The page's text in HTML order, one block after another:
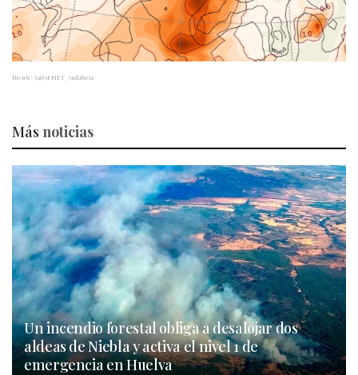
Fuente: X,@AEMET_Andalucia
Más noticias
Un incendio forestal obliga a desalojar dos
aldeas de Niebla y activa el nivel 1 de
emergencia en Huelva